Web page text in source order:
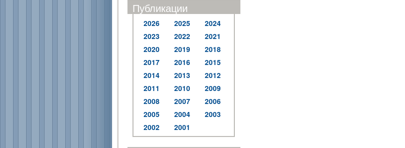
Публикации
2026 2025
2024
2023
2022
2021
2020
2019
2018
2017
2016
2015
2014
2013
2012
2011
2010
2009
2008
2007
2006
2005
2004
2003
2002
2001